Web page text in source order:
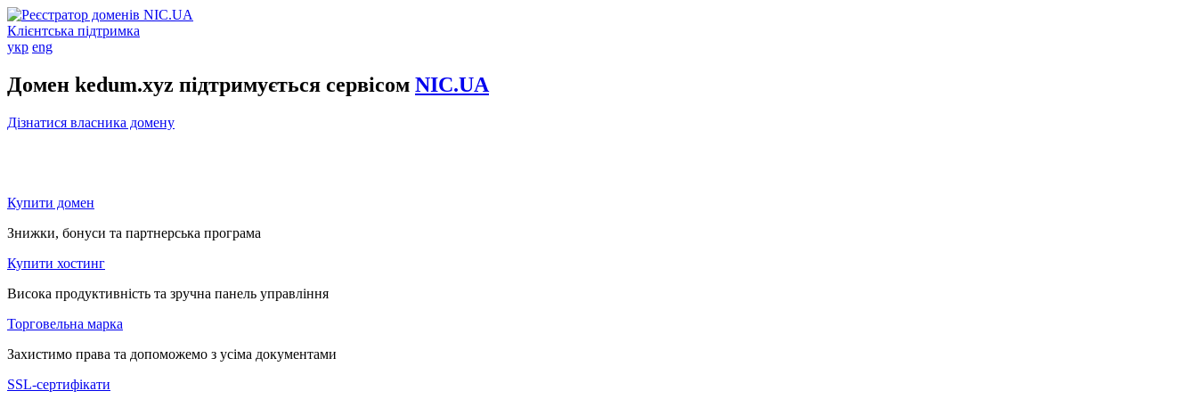
Клієнтська підтримка
укр eng
Домен kedum.xyz підтримується сервісом NIC.UA
Дізнатися власника домену
Купити домен
Знижки, бонуси та партнерська програма
Купити хостинг
Висока продуктивність та зручна панель управління
Торговельна марка
Захистимо права та допоможемо з усіма документами
SSL-сертифікати